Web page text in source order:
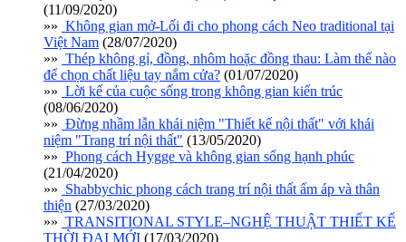
(11/09/2020)
»» Không gian mở-Lối đi cho phong cách Neo traditional tại
Việt Nam (28/07/2020)
»» Thép không gỉ, đồng, nhôm hoặc đồng thau: Làm thế nào
để chọn chất liệu tay nắm cửa? (01/07/2020)
»» Lời kể của cuộc sống trong không gian kiến trúc
(08/06/2020)
»» Đừng nhầm lẫn khái niệm "Thiết kế nội thất" với khái
niệm "Trang trí nội thất" (13/05/2020)
»» Phong cách Hygge và không gian sống hạnh phúc
(21/04/2020)
»» Shabbychic phong cách trang trí nội thất ấm áp và thân
thiện (27/03/2020)
»» TRANSITIONAL STYLE–NGHỆ THUẬT THIẾT KẾ
THỜI ĐẠI MỚI (17/03/2020)